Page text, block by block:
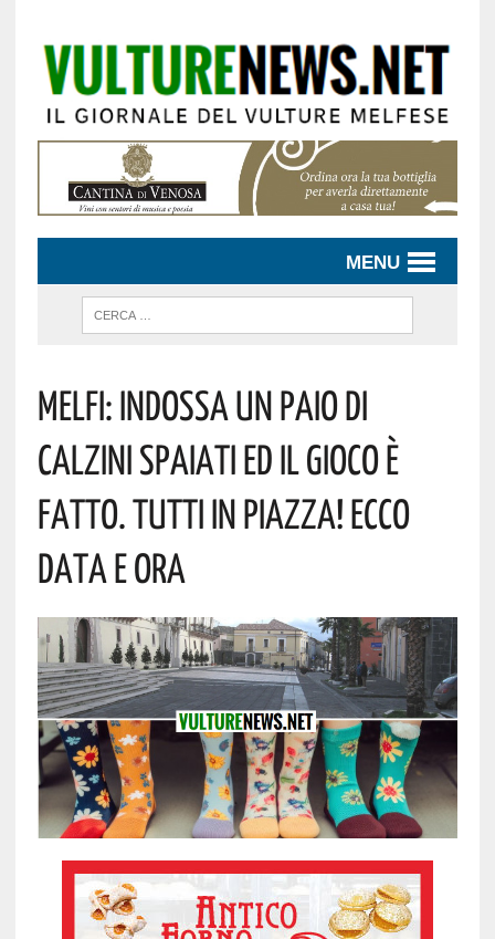
MENU
Melfi: Indossa Un Paio Di
Calzini Spaiati Ed Il Gioco È
Fatto. Tutti In Piazza! Ecco
Data E Ora